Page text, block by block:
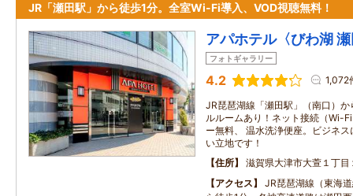
JR「瀬田駅」から徒歩1分。全室Wi-Fi導入、VOD視聴無料！
アパホテル〈びわ湖
フォトギャラリー
4.2 1,072
JR琵琶湖線「瀬田駅」（南口）
ルルームあり！ネット接続（Wi-
ー無料、 温水洗浄便座。ビジネ
い立地です！
住所
滋賀県大津市大萱１丁目
アクセス
JR琵琶湖線（東海